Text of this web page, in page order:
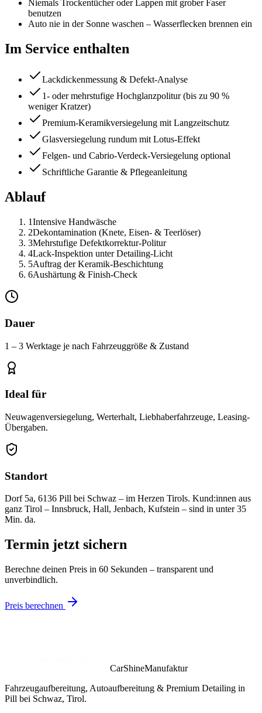
Niemals Trockentücher oder Lappen mit grober Faser
benutzen
Auto nie in der Sonne waschen – Wasserflecken brennen ein
Im Service enthalten
Lackdickenmessung & Defekt-Analyse
1- oder mehrstufige Hochglanzpolitur (bis zu 90 %
weniger Kratzer)
Premium-Keramikversiegelung mit Langzeitschutz
Glasversiegelung rundum mit Lotus-Effekt
Felgen- und Cabrio-Verdeck-Versiegelung optional
Schriftliche Garantie & Pflegeanleitung
Ablauf
1Intensive Handwäsche
2Dekontamination (Knete, Eisen- & Teerlöser)
3Mehrstufige Defektkorrektur-Politur
4Lack-Inspektion unter Detailing-Licht
5Auftrag der Keramik-Beschichtung
6Aushärtung & Finish-Check
Dauer
1 – 3 Werktage je nach Fahrzeuggröße & Zustand
Ideal für
Neuwagenversiegelung, Werterhalt, Liebhaberfahrzeuge, Leasing-
Übergaben.
Standort
Dorf 5a, 6136 Pill bei Schwaz – im Herzen Tirols. Kund:innen aus
ganz Tirol – Innsbruck, Hall, Jenbach, Kufstein – sind in unter 35
Min. da.
Termin jetzt sichern
Berechne deinen Preis in 60 Sekunden – transparent und
unverbindlich.
Preis berechnen
CarShineManufaktur
Fahrzeugaufbereitung, Autoaufbereitung & Premium Detailing in
Pill bei Schwaz, Tirol.